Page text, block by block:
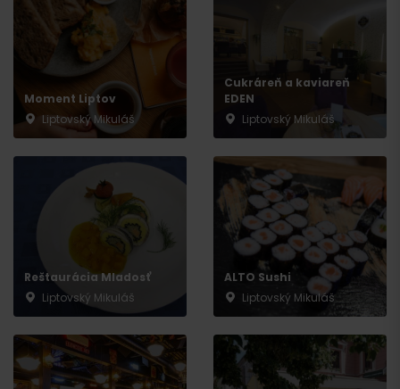
Moment Liptov
Liptovský Mikuláš
Cukráreň a kaviareň
EDEN
Liptovský Mikuláš
Reštaurácia Mladosť
Liptovský Mikuláš
ALTO Sushi
Liptovský Mikuláš